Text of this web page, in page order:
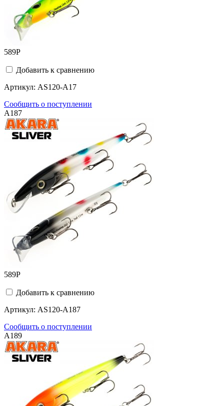
589Р
Добавить к сравнению
Артикул: AS120-A17
Сообщить о поступлении
A187
589Р
Добавить к сравнению
Артикул: AS120-A187
Сообщить о поступлении
A189